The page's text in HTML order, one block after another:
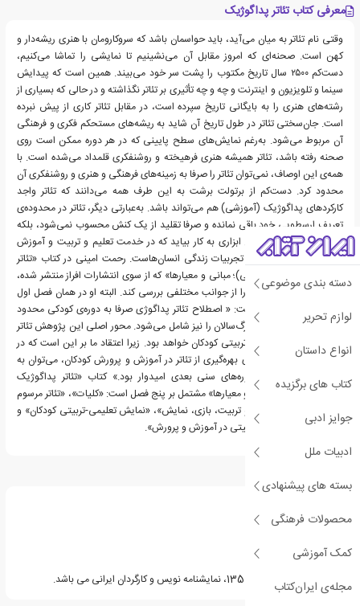
دسته بندی موضوعی
لوازم تحریر
انواع داستان
کتاب های برگزیده
جوایز ادبی
ادبیات ملل
بسته های پیشنهادی
محصولات فرهنگی
کمک آموزشی
مجله‌ی ایران‌کتاب
معرفی کتاب تئاتر پداگوژیک
وقتی نام تئاتر به میان می‌آید، باید حواسمان باشد که سروکارومان با هنری ریشه‌دار و
کهن است. صحنه‌ای که امروز مقابل آن می‌نشینیم تا نمایشی را تماشا می‌کنیم،
دست‌کم ۲۵۰۰ سال تاریخ مکتوب را پشت سر خود می‌بیند. همین است که پیدایش
سینما و تلویزیون و اینترنت و چه و چه تأثیری بر تئاتر نگذاشته و در حالی که بسیاری از
رشته‌های هنری را به بایگانی تاریخ سپرده است، در مقابل تئاتر کاری از پیش نبرده
است. جان‌سختی تئاتر در طول تاریخ آن شاید به ریشه‌های مستحکم فکری و فرهنگی
آن مربوط می‌شود. به‌رغم نمایش‌های سطح پایینی که در هر دوره ممکن است روی
صحنه رفته باشد، تئاتر همیشه هنری فرهیخته و روشنفکری قلمداد می‌شده است. با
همه‌ی این اوصاف، نمی‌توان تئاتر را صرفا به زمینه‌های فرهنگی و هنری و روشنفکری آن
محدود کرد. دست‌کم از برتولت برشت به این طرف همه می‌دانند که تئاتر واجد
کارکردهای پداگوژیک (آموزشی) هم می‌تواند باشد. به‌عبارتی دیگر، تئاتر در محدوده‌ی
تعریف ارسطویی خود باقی نمانده و صرفا تقلید از یک کنش محسوب نمی‌شود، بلکه
همچون می‌تواند به‌عنوان ابزاری به کار بیاید که در خدمت تعلیم و تربیت و آموزش
مسائل گوناگون حیاتی و تجربیات زندگی انسان‌هاست. رحمت امینی در کتاب «تئاتر
پداگوژیک (تعلیمی-تربیتی)؛ مبانی و معیارها» که از سوی انتشارات افراز منتشر شده،
کوشیده است این مقوله را از جوانب مختلفی بررسی کند. البته او در همان فصل اول
کتاب خود یادآور شده است: « اصطلاح تئاتر پداگوژی صرفا به دوره‌ی کودکی محدود
نمی‌شود و گستره‌ی آن بزرگ‌سالان را نیز شامل می‌شود. محور اصلی این پژوهش تئاتر
پداگوژی یا تئاتر تعلیمی تربیتی کودکان خواهد بود. زیرا اعتقاد ما بر این است که در
صورت گشایش راهی برای بهره‌گیری از تئاتر در آموزش و پرورش کودکان، می‌توان به
امتداد این مسیر در دوره‌های سنی بعدی امیدوار بود.» کتاب «تئاتر پداگوژیک
(تعلیمی-تربیتی)؛ مبانی و معیارها» مشتمل بر پنج فصل است: «کلیات»، «تئاتر مرسوم
و تئاتر کاربردی»، «تعلیم و تربیت، بازی، نمایش»، «نمایش تعلیمی-تربیتی کودکان» و
«نقش نمایش تعلیمی-تربیتی در آموزش و پرورش».
درباره رحمت امینی
رحمت امینی متولد سال 1350، نمایشنامه نویس و کارگردان ایرانی می باشد.